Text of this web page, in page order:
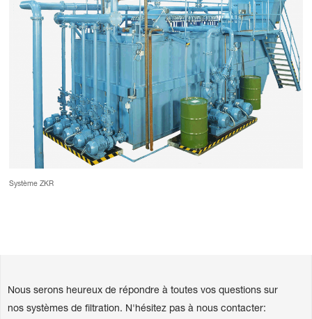
Système ZKR
Nous serons heureux de répondre à toutes vos questions sur
nos systèmes de filtration. N'hésitez pas à nous contacter: